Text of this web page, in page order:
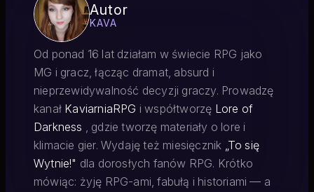
Autor
KAVA
Od ponad 16 lat działam w świecie RPG jako
MG i gracz, łącząc dramat, absurd i
nieprzewidywalność decyzji graczy. Prowadzę
kanał KaviarniaRPG i współtworzę Lore of
Darkness , gdzie tworzę materiały o lore i
klimacie gier. Wydaję też miesięcznik „To się
Wytnie!" dla dorosłych fanów RPG. Krótko
mówiąc: żyję RPG-ami, fabułą i historiami — a